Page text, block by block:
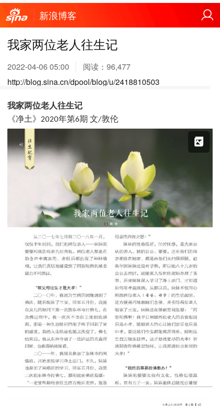
新浪博客
我家两位老人往生记
2022-04-06 05:00 阅读： 96,477
http://blog.sina.cn/dpool/blog/u/2418810503
我家两位老人往生记
《净土》 2020年第6期 文/敦伦
X